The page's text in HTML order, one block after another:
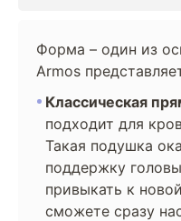
Форма – один из
Armos
Классическая
подходит для
Такая подушка
поддержку
привыкать к
сможете сразу